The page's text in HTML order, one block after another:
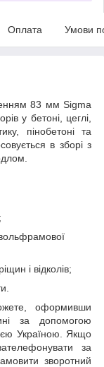
Оплата Умови
83 мм Sigma
у бетоні, цеглі,
пінобетоні та
в зборі з
і відколів;
оформивши
за допомогою
Україною. Якщо
за
зворотний